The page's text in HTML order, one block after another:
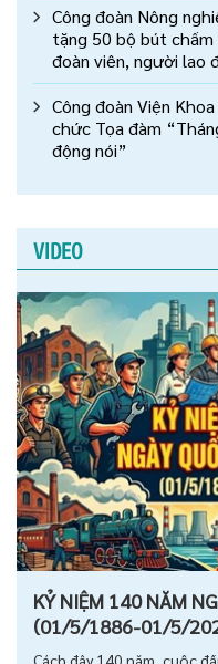
Công đoàn Nông
tặng 50 bộ bút
đoàn viên, người lao
Công đoàn Viện
chức Tọa đàm
động nói”
VIDEO
KỶ NIỆM 140 NĂM
(01/5/1886-01/5/
Cách đây 140 năm, cuộc